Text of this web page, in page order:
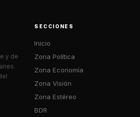
y de
SECCIONES
Inicio
Zona Política
Zona Economía
Zona Visión
Zona Estéreo
BDR